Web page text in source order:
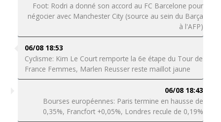
Foot: Rodri a donné son accord au FC Barcelone pour
négocier avec Manchester City (source au sein du Barça
à l'AFP)
06/08 18:53
Cyclisme: Kim Le Court remporte la 6e étape du Tour de
France Femmes, Marlen Reusser reste maillot jaune
06/08 18:43
Bourses européennes: Paris termine en hausse de
0,35%, Francfort +0,05%, Londres recule de 0,19%